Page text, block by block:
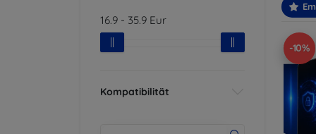
16.9 - 35.9 Eur
Kompatibilität
-10%